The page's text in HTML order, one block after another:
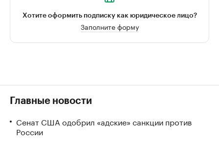
Хотите оформить подписку как юридическое лицо?
Заполните форму
Главные новости
Сенат США одобрил «адские» санкции против
России